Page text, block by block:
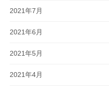
2021年7月
2021年6月
2021年5月
2021年4月